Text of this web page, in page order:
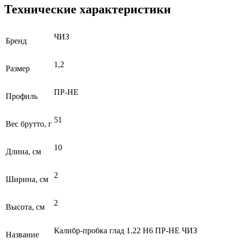
Технические характеристики
Бренд ЧИЗ
Размер 1,2
Профиль ПР-НЕ
Вес брутто, г 51
Длина, см 10
Ширина, см 2
Высота, см 2
Название Калибр-пробка глад 1.22 H6 ПР-НЕ ЧИЗ